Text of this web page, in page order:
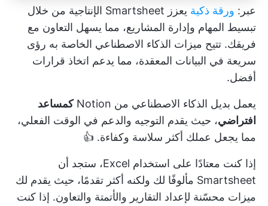
عبر: ورقة ذكية
يعزز Smartsheet الإنتاجية من خلال
تبسيط المهام وإدارة المشاريع، مما يسهل التعاون مع
فريقك. تتيح ميزات الذكاء الاصطناعي الخاصة به رؤى
سريعة في البيانات المعقدة، مما يدعم اتخاذ قرارات
أفضل.
يعمل بديل الذكاء الاصطناعي من Notion
كمساعد
افتراضي، حيث يقدم التوجيه والدعم في الوقت الفعلي،
مما يجعل عملك أكثر سلاسة وكفاءة. 👍
إذا كنت معتادًا على استخدام Excel، ستجد أن
Smartsheet مألوفًا لك ولكنه أكثر تقدمًا، حيث يقدم لك
ميزات محسّنة لإعداد التقارير والأتمتة والتعاون. إذا كنت